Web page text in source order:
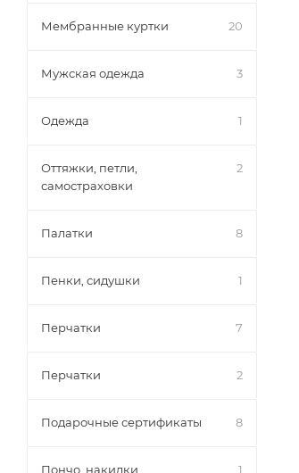
Мембранные куртки 20
Мужская одежда 3
Одежда 1
Оттяжки, петли,
самостраховки
2
Палатки 8
Пенки, сидушки 1
Перчатки 7
Перчатки 2
Подарочные сертификаты 8
Пончо, накидки 1